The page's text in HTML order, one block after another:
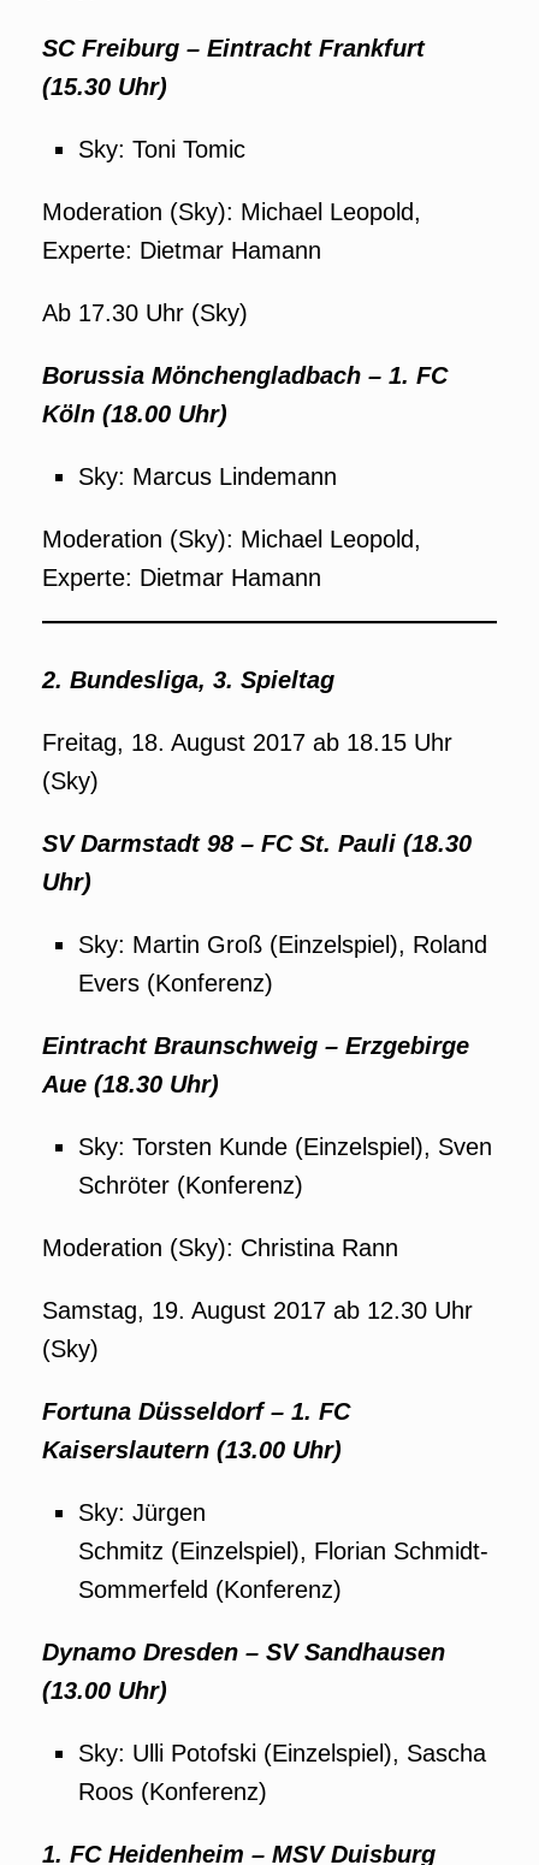
SC Freiburg – Eintracht Frankfurt
(15.30 Uhr)
Sky: Toni Tomic
Moderation (Sky): Michael Leopold,
Experte: Dietmar Hamann
Ab 17.30 Uhr (Sky)
Borussia Mönchengladbach – 1. FC
Köln (18.00 Uhr)
Sky: Marcus Lindemann
Moderation (Sky): Michael Leopold,
Experte: Dietmar Hamann
2. Bundesliga, 3. Spieltag
Freitag, 18. August 2017 ab 18.15 Uhr
(Sky)
SV Darmstadt 98 – FC St. Pauli (18.30
Uhr)
Sky: Martin Groß (Einzelspiel), Roland
Evers (Konferenz)
Eintracht Braunschweig – Erzgebirge
Aue (18.30 Uhr)
Sky: Torsten Kunde (Einzelspiel), Sven
Schröter (Konferenz)
Moderation (Sky): Christina Rann
Samstag, 19. August 2017 ab 12.30 Uhr
(Sky)
Fortuna Düsseldorf – 1. FC
Kaiserslautern (13.00 Uhr)
Sky: Jürgen
Schmitz (Einzelspiel), Florian Schmidt-
Sommerfeld (Konferenz)
Dynamo Dresden – SV Sandhausen
(13.00 Uhr)
Sky: Ulli Potofski (Einzelspiel), Sascha
Roos (Konferenz)
1. FC Heidenheim – MSV Duisburg